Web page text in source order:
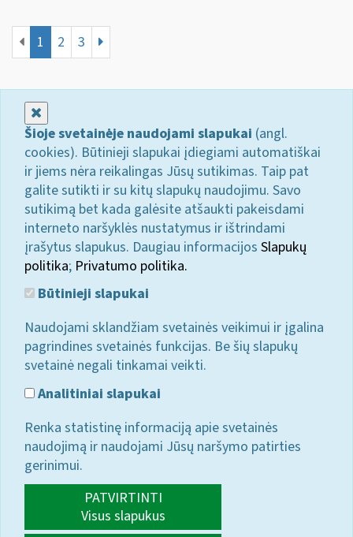
1 2 3
Šioje svetainėje naudojami slapukai (angl.
cookies). Būtinieji slapukai įdiegiami automatiškai
ir jiems nėra reikalingas Jūsų sutikimas. Taip pat
galite sutikti ir su kitų slapukų naudojimu. Savo
sutikimą bet kada galėsite atšaukti pakeisdami
interneto naršyklės nustatymus ir ištrindami
įrašytus slapukus. Daugiau informacijos Slapukų
politika; Privatumo politika.
Būtinieji slapukai
Naudojami sklandžiam svetainės veikimui ir įgalina
pagrindines svetainės funkcijas. Be šių slapukų
svetainė negali tinkamai veikti.
Analitiniai slapukai
Renka statistinę informaciją apie svetainės
naudojimą ir naudojami Jūsų naršymo patirties
gerinimui.
PATVIRTINTI
Visus slapukus